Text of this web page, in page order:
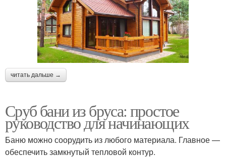
читать дальше →
Сруб бани из бруса: простое
руководство для начинающих
Баню можно соорудить из любого материала. Главное —
обеспечить замкнутый тепловой контур.